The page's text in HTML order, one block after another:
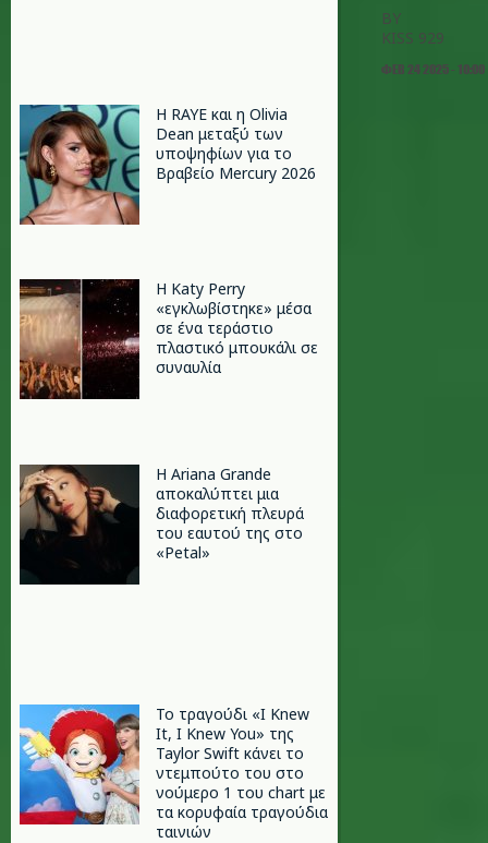
Η RAYE και η Olivia
Dean μεταξύ των
υποψηφίων για το
Βραβείο Mercury 2026
H Katy Perry
«εγκλωβίστηκε» μέσα
σε ένα τεράστιο
πλαστικό μπουκάλι σε
συναυλία
Η Ariana Grande
αποκαλύπτει μια
διαφορετική πλευρά
του εαυτού της στο
«Petal»
Το τραγούδι «I Knew
It, I Knew You» της
Taylor Swift κάνει το
ντεμπούτο του στο
νούμερο 1 του chart με
τα κορυφαία τραγούδια
ταινιών
BY
KISS 929
ΦΕΒ 24 2025 - 10:00